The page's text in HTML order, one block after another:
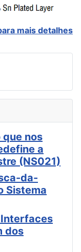
mais detalhes
que nos
a
(NS021)
da-
Sistema
Interfaces
dos